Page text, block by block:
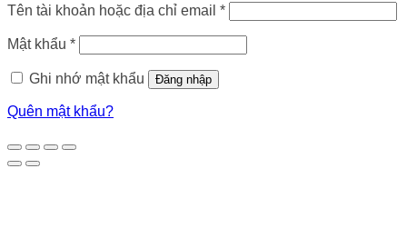
Tên tài khoản hoặc địa chỉ email *Bắt
buộc
Mật khẩu *Bắt
buộc
Ghi nhớ mật khẩu
Đăng nhập
Quên mật khẩu?